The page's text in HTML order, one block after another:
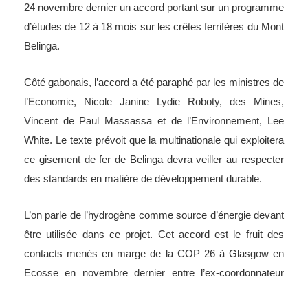
24 novembre dernier un accord portant sur un programme
d’études de 12 à 18 mois sur les crêtes ferrifères du Mont
Belinga.
Côté gabonais, l’accord a été paraphé par les ministres de
l’Economie, Nicole Janine Lydie Roboty, des Mines,
Vincent de Paul Massassa et de l’Environnement, Lee
White. Le texte prévoit que la multinationale qui exploitera
ce gisement de fer de Belinga devra veiller au respecter
des standards en matière de développement durable.
L’on parle de l’hydrogène comme source d’énergie devant
être utilisée dans ce projet. Cet accord est le fruit des
contacts menés en marge de la COP 26 à Glasgow en
Ecosse en novembre dernier entre l’ex-coordonnateur